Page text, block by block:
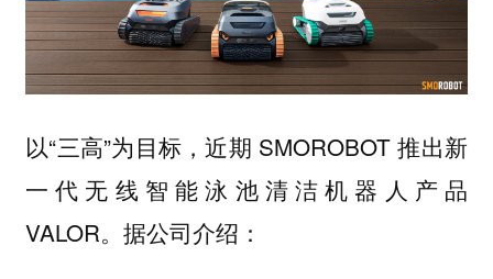
以“三高”为目标，近期 SMOROBOT 推出新
一代无线智能泳池清洁机器人产品
VALOR。据公司介绍：